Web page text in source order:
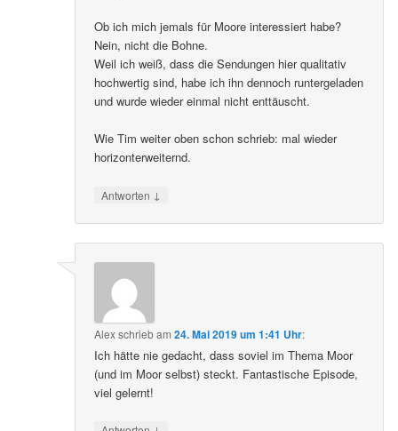
Ob ich mich jemals für Moore interessiert habe?
Nein, nicht die Bohne.
Weil ich weiß, dass die Sendungen hier qualitativ
hochwertig sind, habe ich ihn dennoch runtergeladen
und wurde wieder einmal nicht enttäuscht.
Wie Tim weiter oben schon schrieb: mal wieder
horizonterweiternd.
Antworten ↓
Alexschriebam24. Mai 2019 um 1:41 Uhr:
Ich hätte nie gedacht, dass soviel im Thema Moor
(und im Moor selbst) steckt. Fantastische Episode,
viel gelernt!